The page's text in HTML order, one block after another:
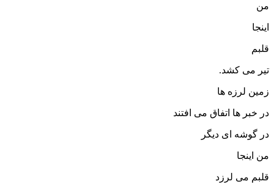
من
اینجا
قلبم
تیر می کشد.
زمین لرزه ها
در خبر ها اتفاق می افتند
در گوشه ای دیگر
من اینجا
قلبم می لرزد